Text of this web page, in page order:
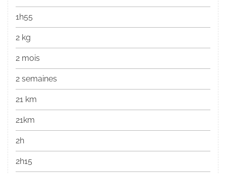
1h55
2 kg
2 mois
2 semaines
21 km
21km
2h
2h15